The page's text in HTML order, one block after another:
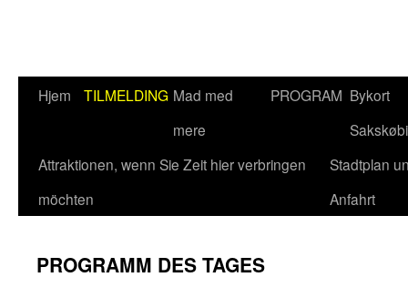
Hjem TILMELDING Mad med
mere
PROGRAM Bykort
Attraktionen, wenn Sie Zeit hier verbringen
möchten
Stadtplan
Anfahrt
PROGRAMM DES TAGES